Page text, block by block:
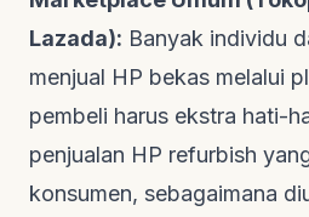
Lazada): Banyak individu
menjual HP bekas melalui
pembeli harus ekstra hati-
penjualan HP refurbish
konsumen, sebagaimana